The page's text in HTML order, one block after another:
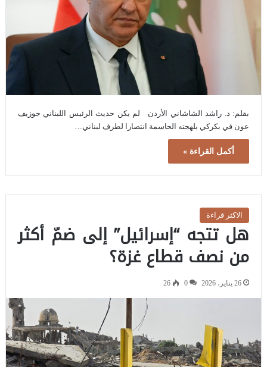
بقلم: د. راشد الشاشاني الأردن لم يكن حديث الرئيس اللبناني جوزيف
عون في بكركي بلهجته الحاسمة انتصارا لطرف لبناني…
أكمل القراءة »
الاكثر قراءة
هل تتجه “إسرائيل” إلى ضمّ أكثر
من نصف قطاع غزة؟
26 يناير، 2026 0
26